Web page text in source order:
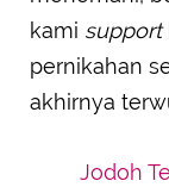
kami support
pernikahan
akhirnya
Jodoh